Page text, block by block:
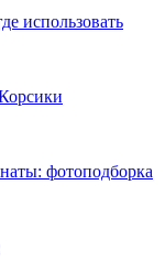
использовать
фотоподборка